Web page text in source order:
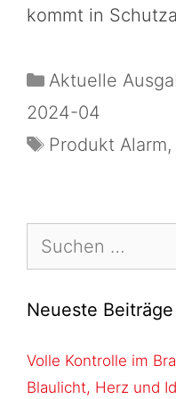
kommt in
Aktuelle
2024-04
Produkt Alarm,
Neueste Beiträge
Volle Kontrolle im
Blaulicht, Herz und